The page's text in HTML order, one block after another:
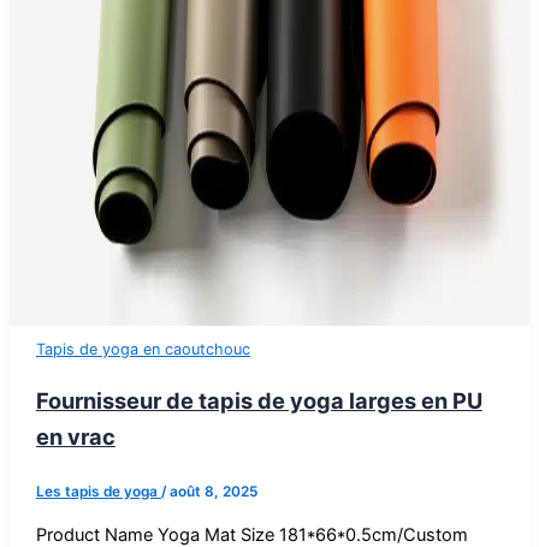
Tapis de yoga en caoutchouc
Fournisseur de tapis de yoga larges en PU
en vrac
Les tapis de yoga /août 8, 2025
Product Name Yoga Mat Size 181*66*0.5cm/Custom